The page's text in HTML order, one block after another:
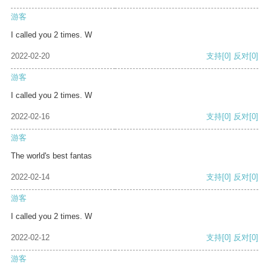
游客
I called you 2 times. W
2022-02-20 支持[0] 反对[0]
游客
I called you 2 times. W
2022-02-16 支持[0] 反对[0]
游客
The world's best fantas
2022-02-14 支持[0] 反对[0]
游客
I called you 2 times. W
2022-02-12 支持[0] 反对[0]
游客